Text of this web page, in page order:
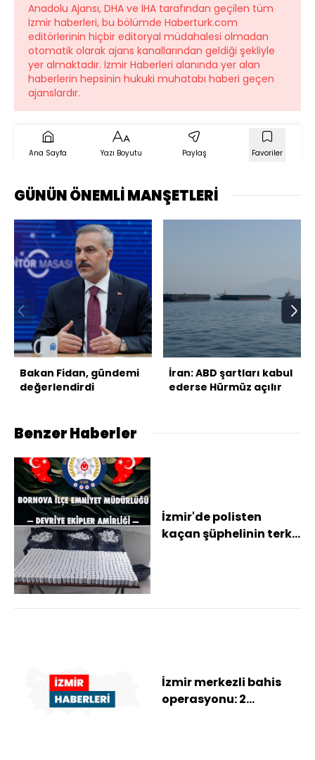
Anadolu Ajansı, DHA ve İHA tarafından geçilen tüm
İzmir haberleri, bu bölümde Haberturk.com
editörlerinin hiçbir editoryal müdahalesi olmadan
otomatik olarak ajans kanallarından geldiği şekliyle
yer almaktadır. İzmir Haberleri alanında yer alan
haberlerin hepsinin hukuki muhatabı haberi geçen
ajanslardır.
Ana Sayfa Yazı Boyutu Paylaş Favoriler
GÜNÜN ÖNEMLİ MANŞETLERİ
Bakan Fidan, gündemi
değerlendirdi
İran: ABD şartları kabul
ederse Hürmüz açılır
Benzer Haberler
İzmir'de polisten
kaçan şüphelinin terk
İzmir merkezli bahis
operasyonu: 2